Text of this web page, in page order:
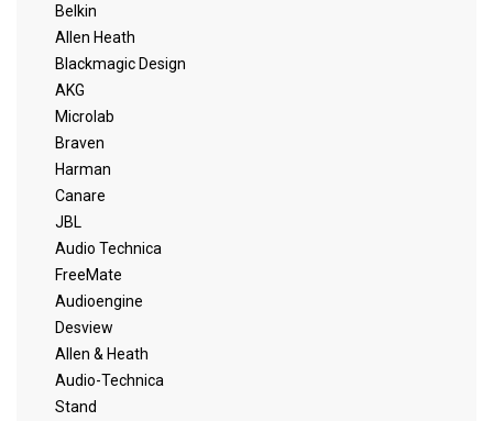
Belkin
Allen Heath
Blackmagic Design
AKG
Microlab
Braven
Harman
Canare
JBL
Audio Technica
FreeMate
Audioengine
Desview
Allen & Heath
Audio-Technica
Stand